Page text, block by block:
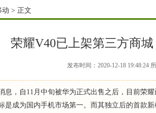
动 > 正文
荣耀V40已上架第三方商
发布时间：2020-12-18 19:48:24
息，自11月中旬被华为正式出售之后，目前荣
是成为国内手机市场第一。而其独立后的首款